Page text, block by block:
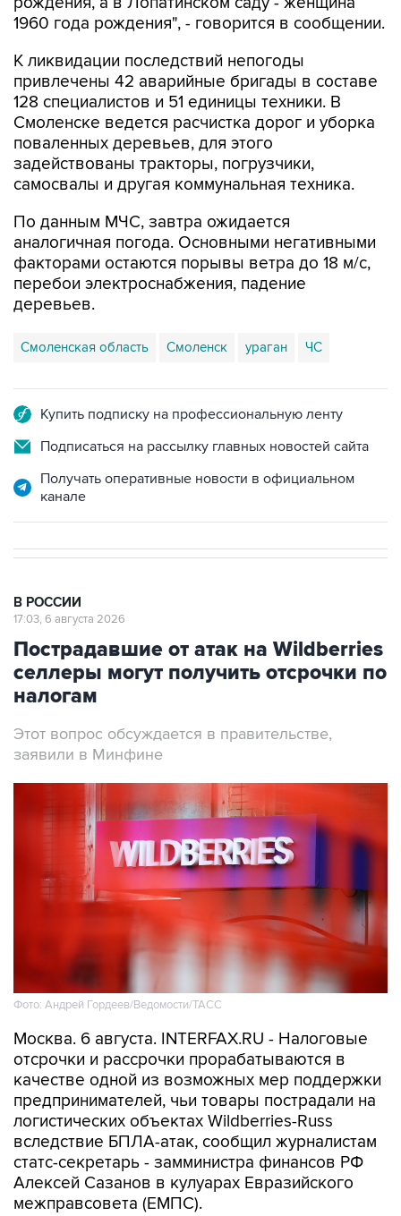
1960 года рождения", - говорится в сообщении.
К ликвидации последствий непогоды
привлечены 42 аварийные бригады в составе
128 специалистов и 51 единицы техники. В
Смоленске ведется расчистка дорог и уборка
поваленных деревьев, для этого
задействованы тракторы, погрузчики,
самосвалы и другая коммунальная техника.
По данным МЧС, завтра ожидается
аналогичная погода. Основными негативными
факторами остаются порывы ветра до 18 м/с,
перебои электроснабжения, падение
деревьев.
Смоленская область Смоленск ураган ЧС
Купить подписку на профессиональную ленту
Подписаться на рассылку главных новостей сайта
Получать оперативные новости в официальном
канале
В РОССИИ
17:03, 6 августа 2026
Пострадавшие от атак на Wildberries
селлеры могут получить отсрочки по
налогам
Этот вопрос обсуждается в правительстве,
заявили в Минфине
Фото: Андрей Гордеев/Ведомости/ТАСС
Москва. 6 августа. INTERFAX.RU - Налоговые
отсрочки и рассрочки прорабатываются в
качестве одной из возможных мер поддержки
предпринимателей, чьи товары пострадали на
логистических объектах Wildberries-Russ
вследствие БПЛА-атак, сообщил журналистам
статс-секретарь - замминистра финансов РФ
Алексей Сазанов в кулуарах Евразийского
межправсовета (ЕМПС).